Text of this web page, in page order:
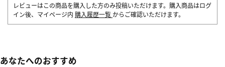
レビューはこの商品を購入した方のみ投稿いただけます。購入商品はログ
イン後、マイページ内 購入履歴一覧 からご確認いただけます。
あなたへのおすすめ